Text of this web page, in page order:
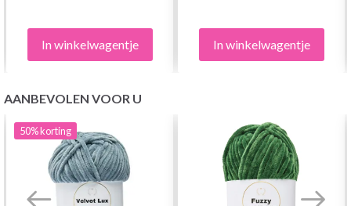
In winkelwagentje In winkelwagentje
AANBEVOLEN VOOR U
50%korting